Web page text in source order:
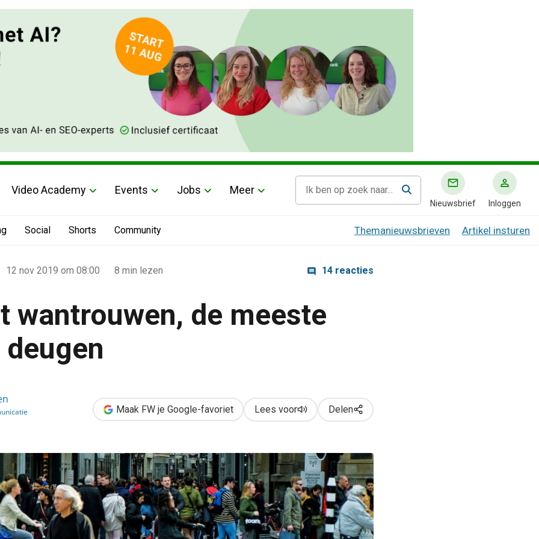
Video Academy Events Jobs Meer
Nieuwsbrief Inloggen
Social Shorts Community Themanieuwsbrieven Artikel insturen
12 nov 2019 om 08:00 8 min lezen 14 reacties
wantrouwen, de meeste
Maak FW je Google-favoriet Lees voor Delen